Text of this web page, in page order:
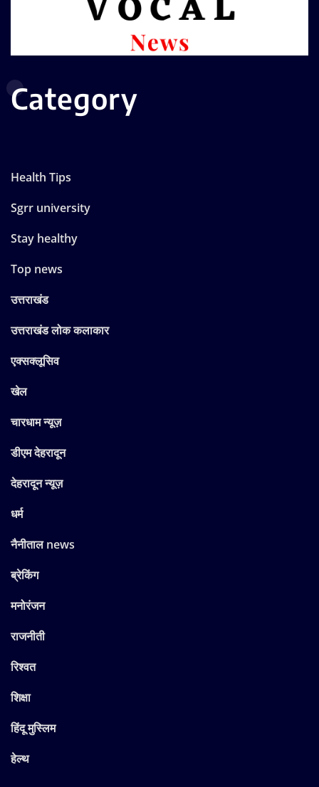
Category
Health Tips
Sgrr university
Stay healthy
Top news
उत्तराखंड
उत्तराखंड लोक कलाकार
एक्सक्लूसिव
खेल
चारधाम न्यूज़
डीएम देहरादून
देहरादून न्यूज़
धर्म
नैनीताल news
ब्रेकिंग
मनोरंजन
राजनीती
रिश्वत
शिक्षा
हिंदू मुस्लिम
हेल्थ